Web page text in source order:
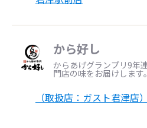
から好し
からあげグランプリ9年
門店の味をお届けします。
（取扱店：ガスト君津店）